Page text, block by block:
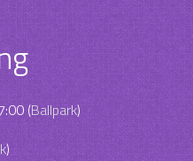
(Ballpark)
)